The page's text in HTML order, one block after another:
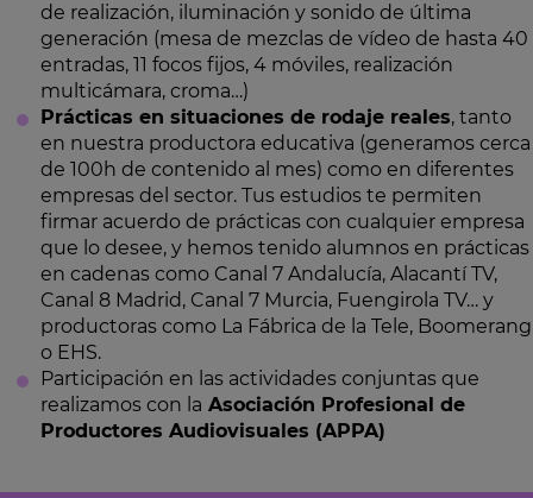
de realización, iluminación y sonido de última
generación (mesa de mezclas de vídeo de hasta 40
entradas, 11 focos fijos, 4 móviles, realización
multicámara, croma…)
Prácticas en situaciones de rodaje reales, tanto
en nuestra productora educativa (generamos cerca
de 100h de contenido al mes) como en diferentes
empresas del sector. Tus estudios te permiten
firmar acuerdo de prácticas con cualquier empresa
que lo desee, y hemos tenido alumnos en prácticas
en cadenas como Canal 7 Andalucía, Alacantí TV,
Canal 8 Madrid, Canal 7 Murcia, Fuengirola TV… y
productoras como La Fábrica de la Tele, Boomerang
o EHS.
Participación en las actividades conjuntas que
realizamos con la Asociación Profesional de
Productores Audiovisuales (APPA)